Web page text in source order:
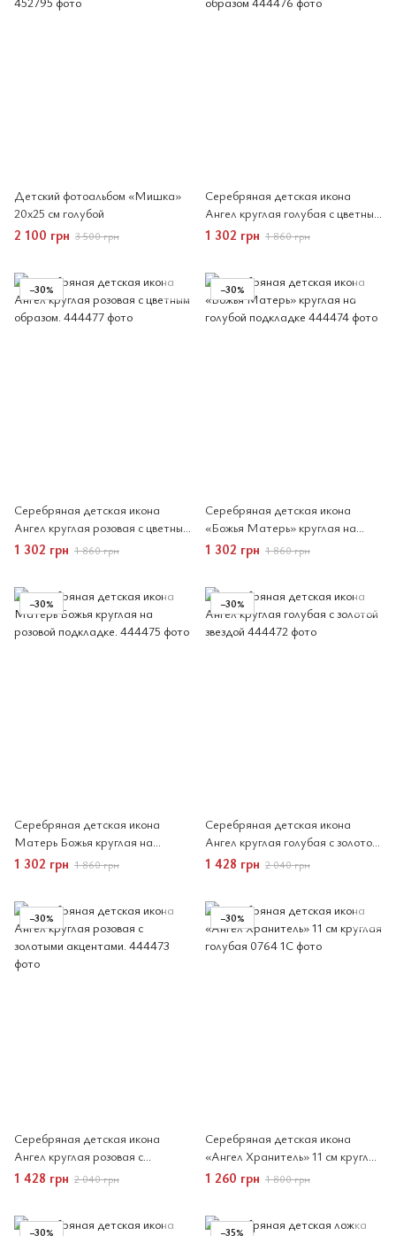
Детский фотоальбом «Мишка»
20x25 см голубой
2 100 грн 3 500 грн
Серебряная детская икона
Ангел круглая голубая с цветным
образом
1 302 грн 1 860 грн
−30%
Серебряная детская икона
Ангел круглая розовая с цветным
образом.
1 302 грн 1 860 грн
−30%
Серебряная детская икона
«Божья Матерь» круглая на
голубой подкладке
1 302 грн 1 860 грн
−30%
Серебряная детская икона
Матерь Божья круглая на
розовой подкладке.
1 302 грн 1 860 грн
−30%
Серебряная детская икона
Ангел круглая голубая с золотой
звездой
1 428 грн 2 040 грн
−30%
Серебряная детская икона
Ангел круглая розовая с
золотыми акцентами.
1 428 грн 2 040 грн
−30%
Серебряная детская икона
«Ангел Хранитель» 11 см круглая
голубая
1 260 грн 1 800 грн
−30% −35%